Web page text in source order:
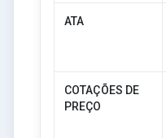
ATA
COTAÇÕES DE
PREÇO